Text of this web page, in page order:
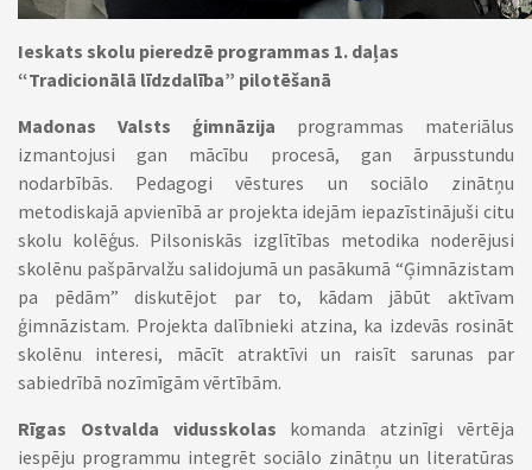
Ieskats skolu pieredzē programmas 1. daļas
“Tradicionālā līdzdalība” pilotēšanā
Madonas Valsts ģimnāzija programmas materiālus
izmantojusi gan mācību procesā, gan ārpusstundu
nodarbībās. Pedagogi vēstures un sociālo zinātņu
metodiskajā apvienībā ar projekta idejām iepazīstinājuši citu
skolu kolēģus. Pilsoniskās izglītības metodika noderējusi
skolēnu pašpārvalžu salidojumā un pasākumā “Ģimnāzistam
pa pēdām” diskutējot par to, kādam jābūt aktīvam
ģimnāzistam. Projekta dalībnieki atzina, ka izdevās rosināt
skolēnu interesi, mācīt atraktīvi un raisīt sarunas par
sabiedrībā nozīmīgām vērtībām.
Rīgas Ostvalda vidusskolas komanda atzinīgi vērtēja
iespēju programmu integrēt sociālo zinātņu un literatūras